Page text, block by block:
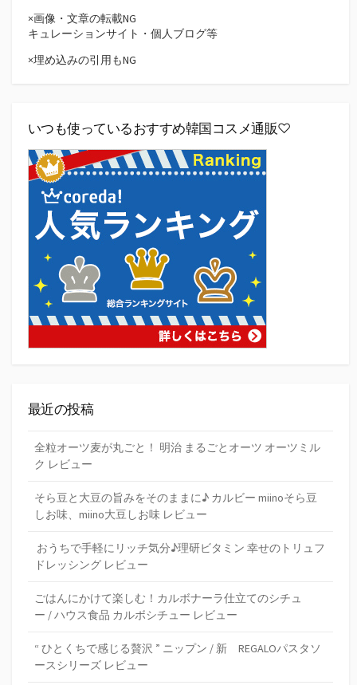
×画像・文章の転載NG
キュレーションサイト・個人ブログ等
×埋め込みの引用もNG
いつも使っているおすすめ韓国コスメ通販♡
最近の投稿
全粒オーツ麦が丸ごと！ 明治 まるごとオーツ オーツミル
ク レビュー
そら豆と大豆の旨みをそのままに♪ カルビー miinoそら豆
しお味、miino大豆しお味 レビュー
おうちで手軽にリッチ気分♪理研ビタミン 幸せのトリュフ
ドレッシング レビュー
ごはんにかけて楽しむ！カルボナーラ仕立てのシチュ
ー / ハウス食品 カルボシチュー レビュー
“ ひとくちで感じる贅沢 ” ニップン / 新 REGALOパスタソ
ースシリーズ レビュー